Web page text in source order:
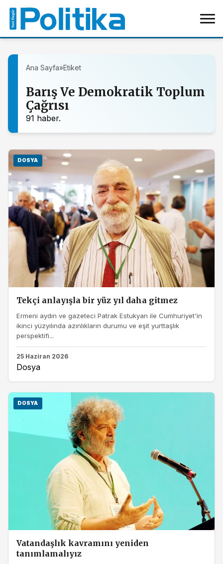
Ana Sayfa»Etiket
Barış Ve Demokratik Toplum
Çağrısı
91 haber.
DOSYA
Tekçi anlayışla bir yüz yıl daha gitmez
Ermeni aydın ve gazeteci Patrak Estukyan ile Cumhuriyet'in
ikinci yüzyılında azınlıkların durumu ve eşit yurttaşlık
perspektifi...
25 Haziran 2026
Dosya
DOSYA
Vatandaşlık kavramını yeniden
tanımlamalıyız